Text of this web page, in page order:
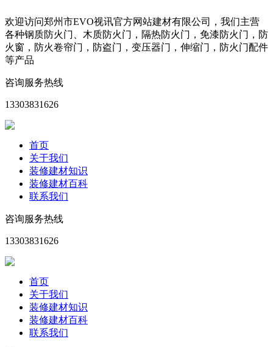
欢迎访问郑州市EVO视讯官方网站建材有限公司，我们主营
各种钢质防火门、木质防火门，隔热防火门，免漆防火门，防
火窗，防火卷帘门，防盗门，变压器门，伸缩门，防火门配件
等产品
咨询服务热线
13303831626
首页
关于我们
装修建材知识
装修建材百科
联系我们
咨询服务热线
13303831626
首页
关于我们
装修建材知识
装修建材百科
联系我们